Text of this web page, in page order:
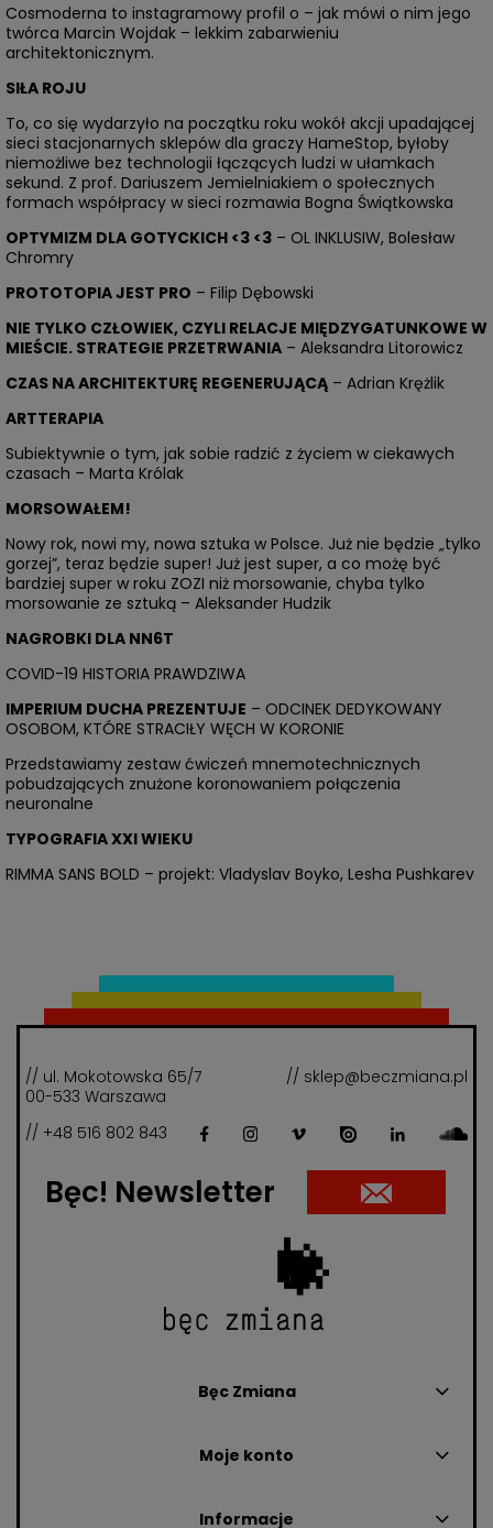
Cosmoderna to instagramowy profil o – jak mówi o nim jego
twórca Marcin Wojdak – lekkim zabarwieniu
architektonicznym.
SIŁA ROJU
To, co się wydarzyło na początku roku wokół akcji upadającej
sieci stacjonarnych sklepów dla graczy HameStop, byłoby
niemożliwe bez technologii łączących ludzi w ułamkach
sekund. Z prof. Dariuszem Jemielniakiem o społecznych
formach współpracy w sieci rozmawia Bogna Świątkowska
OPTYMIZM DLA GOTYCKICH <3 <3 – OL INKLUSIW, Bolesław
Chromry
PROTOTOPIA JEST PRO – Filip Dębowski
NIE TYLKO CZŁOWIEK, CZYLI RELACJE MIĘDZYGATUNKOWE W
MIEŚCIE. STRATEGIE PRZETRWANIA – Aleksandra Litorowicz
CZAS NA ARCHITEKTURĘ REGENERUJĄCĄ – Adrian Krężlik
ARTTERAPIA
Subiektywnie o tym, jak sobie radzić z życiem w ciekawych
czasach – Marta Królak
MORSOWAŁEM!
Nowy rok, nowi my, nowa sztuka w Polsce. Już nie będzie „tylko
gorzej”, teraz będzie super! Już jest super, a co możę być
bardziej super w roku ZOZI niż morsowanie, chyba tylko
morsowanie ze sztuką – Aleksander Hudzik
NAGROBKI DLA NN6T
COVID-19 HISTORIA PRAWDZIWA
IMPERIUM DUCHA PREZENTUJE – ODCINEK DEDYKOWANY
OSOBOM, KTÓRE STRACIŁY WĘCH W KORONIE
Przedstawiamy zestaw ćwiczeń mnemotechnicznych
pobudzających znużone koronowaniem połączenia
neuronalne
TYPOGRAFIA XXI WIEKU
RIMMA SANS BOLD – projekt: Vladyslav Boyko, Lesha Pushkarev
// ul. Mokotowska 65/7
00-533 Warszawa
// sklep@beczmiana.pl
// +48 516 802 843
Bęc! Newsletter
Bęc Zmiana
Moje konto
Informacje